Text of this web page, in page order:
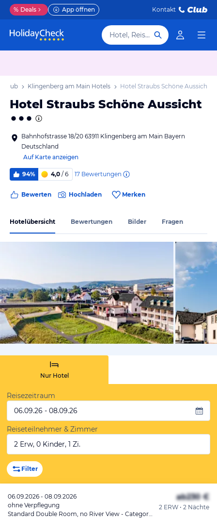
% Deals App öffnen Kontakt
Hotel, Reiseziel
Klingenberg am Main Hotels Hotel Straubs Schöne Aussicht
Hotel Straubs Schöne Aussicht
Bahnhofstrasse 18/20 63911 Klingenberg am Main Bayern
Deutschland
Auf Karte anzeigen
94% 4,0 / 6 17 Bewertungen
Bewerten Hochladen Merken
Hotelübersicht Bewertungen Bilder Fragen
vom
Nur Hotel
Reisezeitraum
06.09.26 - 08.09.26
Reiseteilnehmer & Zimmer
2 Erw, 0 Kinder, 1 Zi.
Filter
06.09.2026 - 08.09.2026
ohne Verpflegung
Standard Double Room, no River View - Category 3
ab230 €
2 ERW • 2 Nächte